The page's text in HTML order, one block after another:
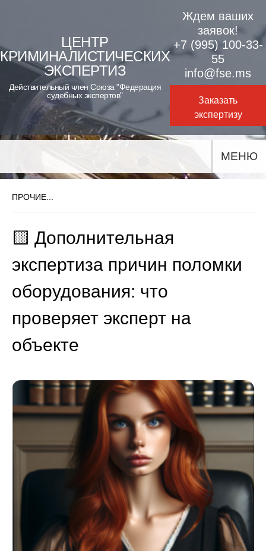
content
ЦЕНТР
КРИМИНАЛИСТИЧЕСКИХ
ЭКСПЕРТИЗ
Действительный член Союза "Федерация
судебных экспертов"
Ждем ваших
заявок!
+7 (995) 100-33-
55
info@fse.ms
Заказать
экспертизу
МЕНЮ
ПРОЧИЕ...
🟨 Дополнительная
экспертиза причин поломки
оборудования: что
проверяет эксперт на
объекте